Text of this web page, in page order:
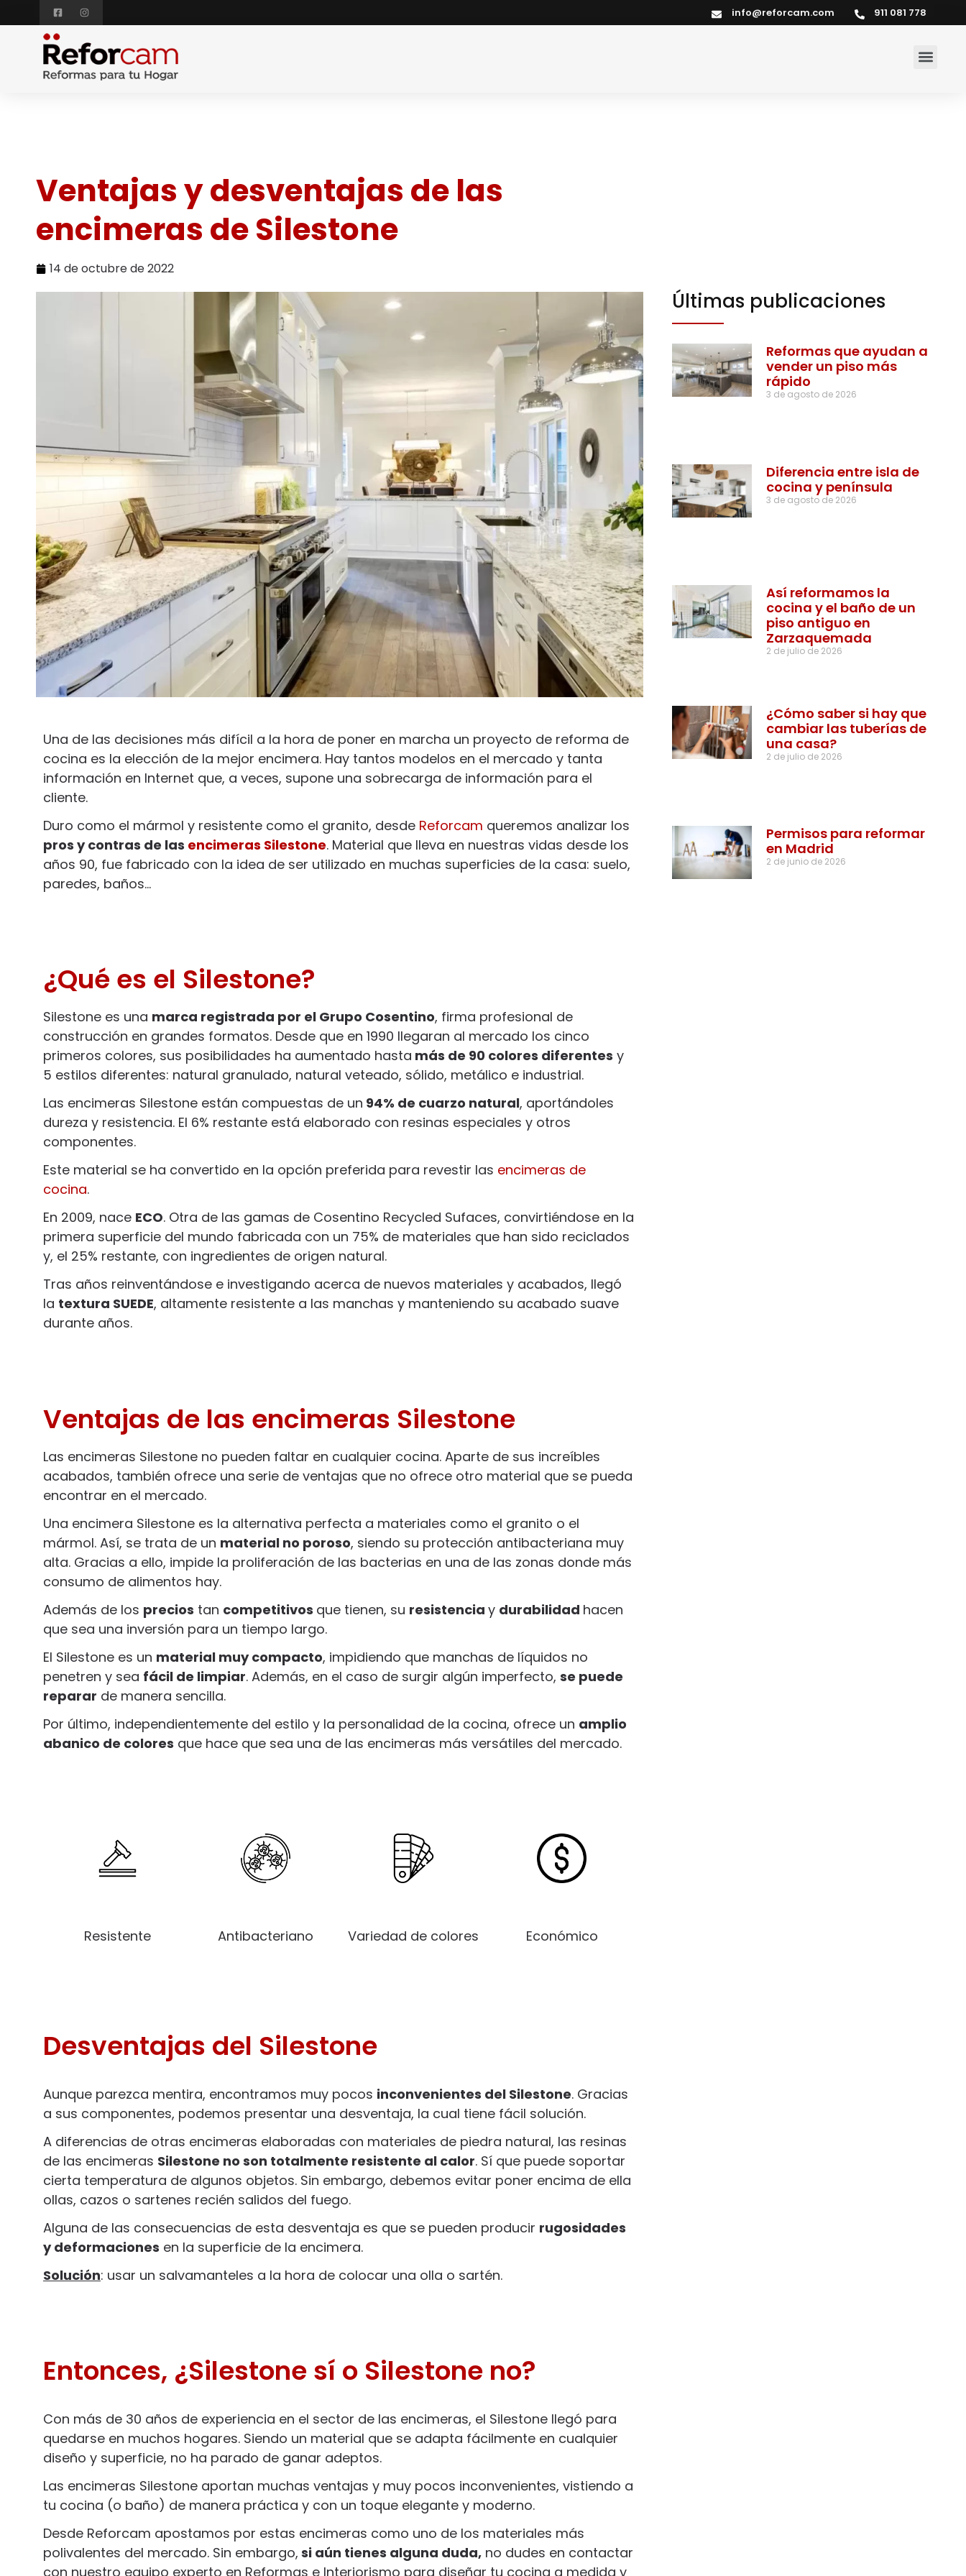
info@reforcam.com 911 081 778
Ventajas y desventajas de las
encimeras de Silestone
14 de octubre de 2022
Una de las decisiones más difícil a la hora de poner en marcha un proyecto de reforma de
cocina es la elección de la mejor encimera. Hay tantos modelos en el mercado y tanta
información en Internet que, a veces, supone una sobrecarga de información para el
cliente.
Duro como el mármol y resistente como el granito, desde Reforcam queremos analizar los
pros y contras de las encimeras Silestone. Material que lleva en nuestras vidas desde los
años 90, fue fabricado con la idea de ser utilizado en muchas superficies de la casa: suelo,
paredes, baños…
¿Qué es el Silestone?
Silestone es una marca registrada por el Grupo Cosentino, firma profesional de
construcción en grandes formatos. Desde que en 1990 llegaran al mercado los cinco
primeros colores, sus posibilidades ha aumentado hasta más de 90 colores diferentes y
5 estilos diferentes: natural granulado, natural veteado, sólido, metálico e industrial.
Las encimeras Silestone están compuestas de un 94% de cuarzo natural, aportándoles
dureza y resistencia. El 6% restante está elaborado con resinas especiales y otros
componentes.
Este material se ha convertido en la opción preferida para revestir las encimeras de
cocina.
En 2009, nace ECO. Otra de las gamas de Cosentino Recycled Sufaces, convirtiéndose en la
primera superficie del mundo fabricada con un 75% de materiales que han sido reciclados
y, el 25% restante, con ingredientes de origen natural.
Tras años reinventándose e investigando acerca de nuevos materiales y acabados, llegó
la textura SUEDE, altamente resistente a las manchas y manteniendo su acabado suave
durante años.
Ventajas de las encimeras Silestone
Las encimeras Silestone no pueden faltar en cualquier cocina. Aparte de sus increíbles
acabados, también ofrece una serie de ventajas que no ofrece otro material que se pueda
encontrar en el mercado.
Una encimera Silestone es la alternativa perfecta a materiales como el granito o el
mármol. Así, se trata de un material no poroso, siendo su protección antibacteriana muy
alta. Gracias a ello, impide la proliferación de las bacterias en una de las zonas donde más
consumo de alimentos hay.
Además de los precios tan competitivos que tienen, su resistencia y durabilidad hacen
que sea una inversión para un tiempo largo.
El Silestone es un material muy compacto, impidiendo que manchas de líquidos no
penetren y sea fácil de limpiar. Además, en el caso de surgir algún imperfecto, se puede
reparar de manera sencilla.
Por último, independientemente del estilo y la personalidad de la cocina, ofrece un amplio
abanico de colores que hace que sea una de las encimeras más versátiles del mercado.
Resistente Antibacteriano Variedad de colores Económico
Desventajas del Silestone
Aunque parezca mentira, encontramos muy pocos inconvenientes del Silestone. Gracias
a sus componentes, podemos presentar una desventaja, la cual tiene fácil solución.
A diferencias de otras encimeras elaboradas con materiales de piedra natural, las resinas
de las encimeras Silestone no son totalmente resistente al calor. Sí que puede soportar
cierta temperatura de algunos objetos. Sin embargo, debemos evitar poner encima de ella
ollas, cazos o sartenes recién salidos del fuego.
Alguna de las consecuencias de esta desventaja es que se pueden producir rugosidades
y deformaciones en la superficie de la encimera.
Solución: usar un salvamanteles a la hora de colocar una olla o sartén.
Entonces, ¿Silestone sí o Silestone no?
Con más de 30 años de experiencia en el sector de las encimeras, el Silestone llegó para
quedarse en muchos hogares. Siendo un material que se adapta fácilmente en cualquier
diseño y superficie, no ha parado de ganar adeptos.
Las encimeras Silestone aportan muchas ventajas y muy pocos inconvenientes, vistiendo a
tu cocina (o baño) de manera práctica y con un toque elegante y moderno.
Desde Reforcam apostamos por estas encimeras como uno de los materiales más
polivalentes del mercado. Sin embargo, si aún tienes alguna duda, no dudes en contactar
con nuestro equipo experto en Reformas e Interiorismo para diseñar tu cocina a medida y
Últimas publicaciones
Reformas que ayudan a
vender un piso más
rápido
3 de agosto de 2026
Diferencia entre isla de
cocina y península
3 de agosto de 2026
Así reformamos la
cocina y el baño de un
piso antiguo en
Zarzaquemada
2 de julio de 2026
¿Cómo saber si hay que
cambiar las tuberías de
una casa?
2 de julio de 2026
Permisos para reformar
en Madrid
2 de junio de 2026